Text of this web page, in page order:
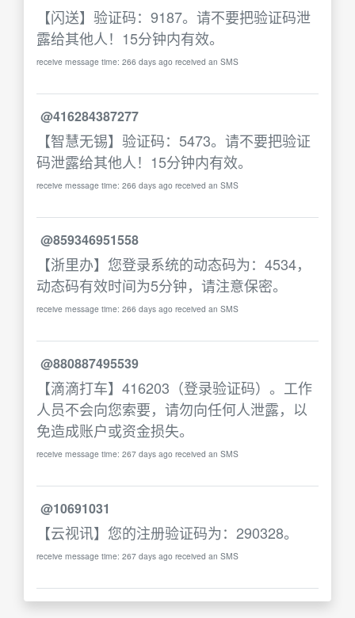
【闪送】验证码：9187。请不要把验证码泄
露给其他人！15分钟内有效。
receive message time: 266 days ago received an SMS
@416284387277
【智慧无锡】验证码：5473。请不要把验证
码泄露给其他人！15分钟内有效。
receive message time: 266 days ago received an SMS
@859346951558
【浙里办】您登录系统的动态码为：4534，
动态码有效时间为5分钟，请注意保密。
receive message time: 266 days ago received an SMS
@880887495539
【滴滴打车】416203（登录验证码）。工作
人员不会向您索要，请勿向任何人泄露，以
免造成账户或资金损失。
receive message time: 267 days ago received an SMS
@10691031
【云视讯】您的注册验证码为：290328。
receive message time: 267 days ago received an SMS